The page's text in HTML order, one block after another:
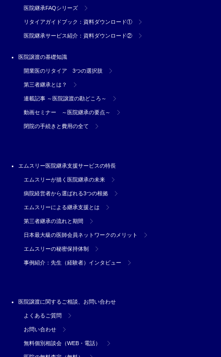
医院継承FAQシリーズ
リタイアガイドブック：資料ダウンロード①
医院継承サービス紹介：資料ダウンロード②
医院譲渡の基礎知識
開業医のリタイア 3つの選択肢
第三者継承とは？
連載記事 ～医院譲渡の勘どころ～
動画セミナー ～医院継承の要点～
閉院の手続きと費用の全て
エムスリー医院継承支援サービスの特長
エムスリーが描く医院継承の未来
病院経営者から選ばれる3つの根拠
エムスリーによる継承支援とは
第三者継承の流れと期間
日本最大級の医師会員ネットワークのメリット
エムスリーの秘密保持体制
事例紹介：先生（経験者）インタビュー
医院譲渡に関するご相談、お問い合わせ
よくあるご質問
お問い合わせ
無料個別相談会（WEB・電話）